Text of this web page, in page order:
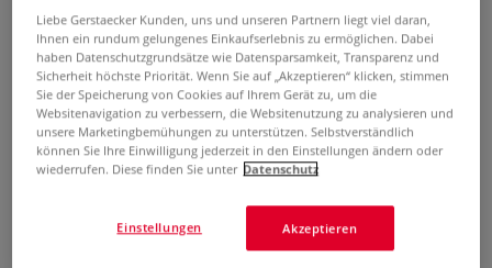
Clairefontaine Alu-Papier,
doppelseitig
0 Bewertungen
Clairefontaine Alu Papier, doppelseitig, eine Seite gold eine
Liebe Gerstaecker Kunden, uns und unseren Partnern liegt viel daran,
Ihnen ein rundum gelungenes Einkaufserlebnis zu ermöglichen. Dabei
haben Datenschutzgrundsätze wie Datensparsamkeit, Transparenz und
Sicherheit höchste Priorität. Wenn Sie auf „Akzeptieren“ klicken, stimmen
Sie der Speicherung von Cookies auf Ihrem Gerät zu, um die
Websitenavigation zu verbessern, die Websitenutzung zu analysieren und
unsere Marketingbemühungen zu unterstützen. Selbstverständlich
können Sie Ihre Einwilligung jederzeit in den Einstellungen ändern oder
wiederrufen. Diese finden Sie unter Datenschutz
Akzeptieren
Einstellungen